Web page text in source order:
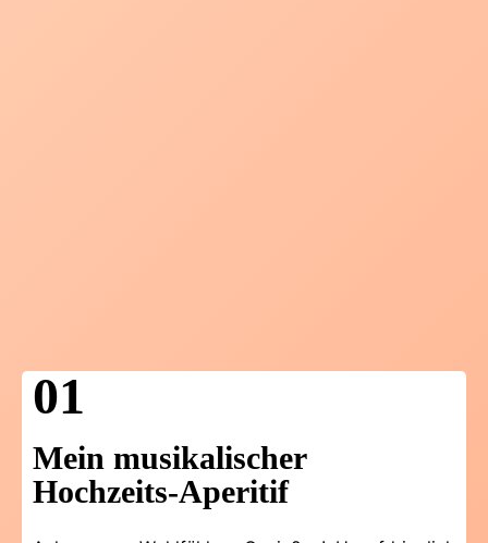
01
Mein musikalischer
Hochzeits-Aperitif